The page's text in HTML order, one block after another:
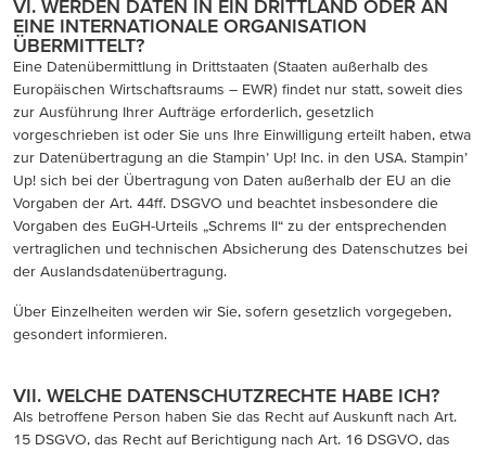
VI. WERDEN DATEN IN EIN DRITTLAND ODER AN
EINE INTERNATIONALE ORGANISATION
ÜBERMITTELT?
Eine Datenübermittlung in Drittstaaten (Staaten außerhalb des
Europäischen Wirtschaftsraums – EWR) findet nur statt, soweit dies
zur Ausführung Ihrer Aufträge erforderlich, gesetzlich
vorgeschrieben ist oder Sie uns Ihre Einwilligung erteilt haben, etwa
zur Datenübertragung an die Stampin’ Up! Inc. in den USA. Stampin’
Up! sich bei der Übertragung von Daten außerhalb der EU an die
Vorgaben der Art. 44ff. DSGVO und beachtet insbesondere die
Vorgaben des EuGH-Urteils „Schrems II“ zu der entsprechenden
vertraglichen und technischen Absicherung des Datenschutzes bei
der Auslandsdatenübertragung.
Über Einzelheiten werden wir Sie, sofern gesetzlich vorgegeben,
gesondert informieren.
VII. WELCHE DATENSCHUTZRECHTE HABE ICH?
Als betroffene Person haben Sie das Recht auf Auskunft nach Art.
15 DSGVO, das Recht auf Berichtigung nach Art. 16 DSGVO, das